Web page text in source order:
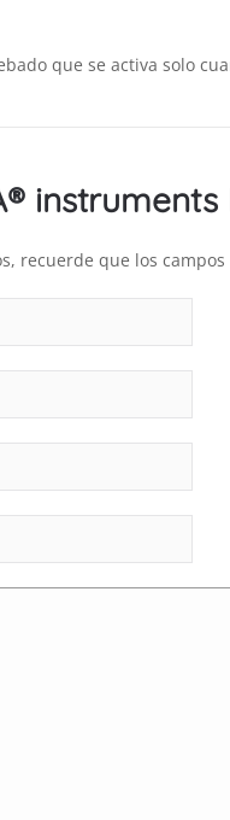
que se activa solo
recuerde que los